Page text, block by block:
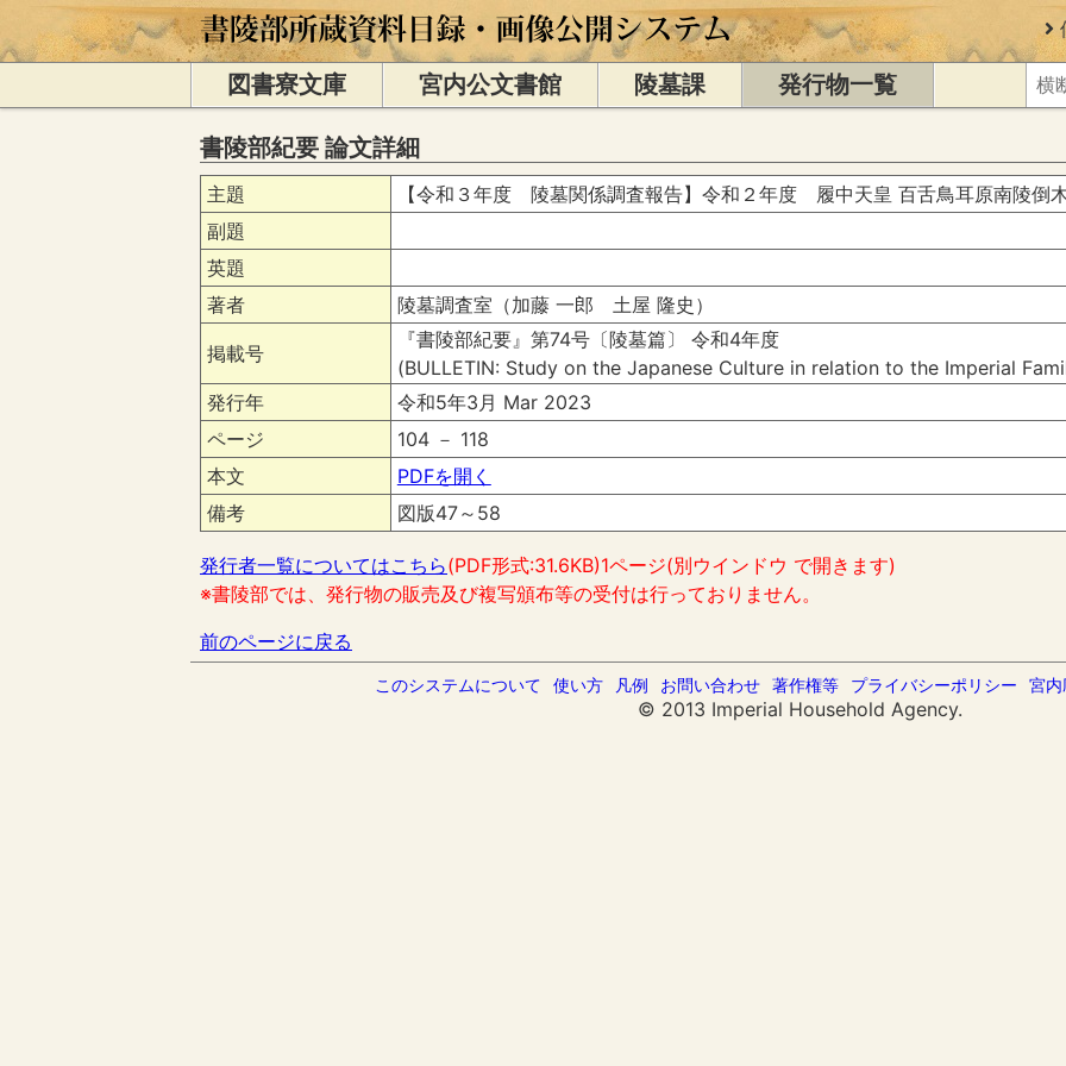
図書寮文庫 宮内公文書館 陵墓課 発行物一覧
書陵部紀要 論文詳細
主題
【令和３年度 陵墓関係調査報告】令和２年度 履中天皇 百舌鳥耳原南陵倒
副題
英題
著者
陵墓調査室（加藤 一郎 土屋 隆史）
掲載号
『書陵部紀要』第74号〔陵墓篇〕 令和4年度
(BULLETIN: Study on the Japanese Culture in relation to the Imperial
発行年
令和5年3月 Mar 2023
ページ
104 － 118
本文
PDFを開く
備考
図版47～58
発行者一覧についてはこちら(PDF形式:31.6KB)1ページ(別ウインドウ で開きます)
※書陵部では、発行物の販売及び複写頒布等の受付は行っておりません。
前のページに戻る
このシステムについて 使い方 凡例 お問い合わせ 著作権等 プライバシーポリシー 宮内
© 2013 Imperial Household Agency.